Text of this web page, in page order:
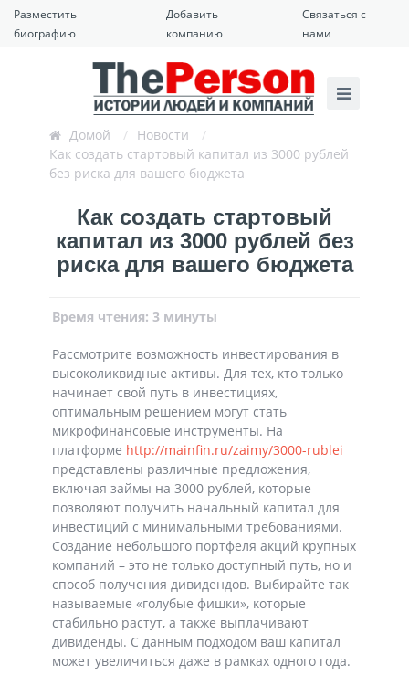
Разместить
биографию
Добавить
компанию
Связаться с
нами
Домой / Новости
/
Как создать стартовый капитал из 3000 рублей
без риска для вашего бюджета
Как создать стартовый
капитал из 3000 рублей без
риска для вашего бюджета
Время чтения: 3 минуты
Рассмотрите возможность инвестирования в
высоколиквидные активы. Для тех, кто только
начинает свой путь в инвестициях,
оптимальным решением могут стать
микрофинансовые инструменты. На
платформе http://mainfin.ru/zaimy/3000-rublei
представлены различные предложения,
включая займы на 3000 рублей, которые
позволяют получить начальный капитал для
инвестиций с минимальными требованиями.
Создание небольшого портфеля акций крупных
компаний – это не только доступный путь, но и
способ получения дивидендов. Выбирайте так
называемые «голубые фишки», которые
стабильно растут, а также выплачивают
дивиденды. С данным подходом ваш капитал
может увеличиться даже в рамках одного года.